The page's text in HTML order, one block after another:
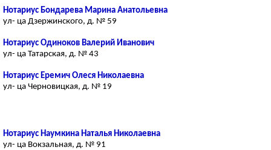
Нотариус Бондарева Марина Анатольевна
ул- ца Дзержинского, д. № 59
Нотариус Одиноков Валерий Иванович
ул- ца Татарская, д. № 43
Нотариус Еремич Олеся Николаевна
ул- ца Черновицкая, д. № 19
Нотариус Наумкина Наталья Николаевна
ул- ца Вокзальная, д. № 91